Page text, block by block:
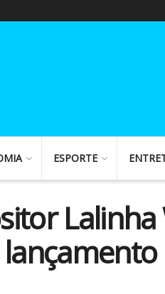
ESPORTE
Lalinha